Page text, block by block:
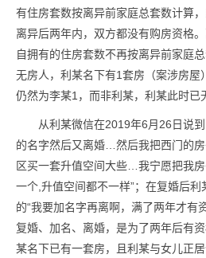
有住房套数按离异前家庭总套数计算
离异后两年内，双方都没有购房资格
自拥有的住房套数不再按离异前家庭
无房人，利某名下有1套房（案涉房屋
仍然为李某1，而非利某，利某此时已
从利某微信在2019年6月26日说
的名字然后又离婚…然后我把西门的
区买一套升值空间大些…我宁愿把我
一个,升值空间都不一样”；在复婚后利
的“我要加名字再离啊，满了两年才有
复婚、加名、离婚，是为了两年后有
某名下已有一套房，且利某与女儿正